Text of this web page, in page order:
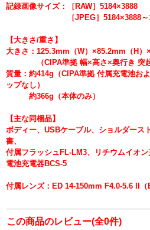
記録画像サイズ：［RAW］5184×3888
［JPEG］5184×3888～
【大きさ/重さ】
大きさ：125.3mm（W）×85.2mm（H）
（CIPA準拠 幅×高さ×奥行き 突起
質量：約414g（CIPA準拠 付属充電池お
ップなし）
約366g（本体のみ）
【主な同梱品】
ボディー、USBケーブル、ショルダース
書、
付属フラッシュFL-LM3、リチウムイオ
電池充電器BCS-5
付属レンズ：ED 14-150mm F4.0-5.6 II（
この商品のレビュー(全0件)